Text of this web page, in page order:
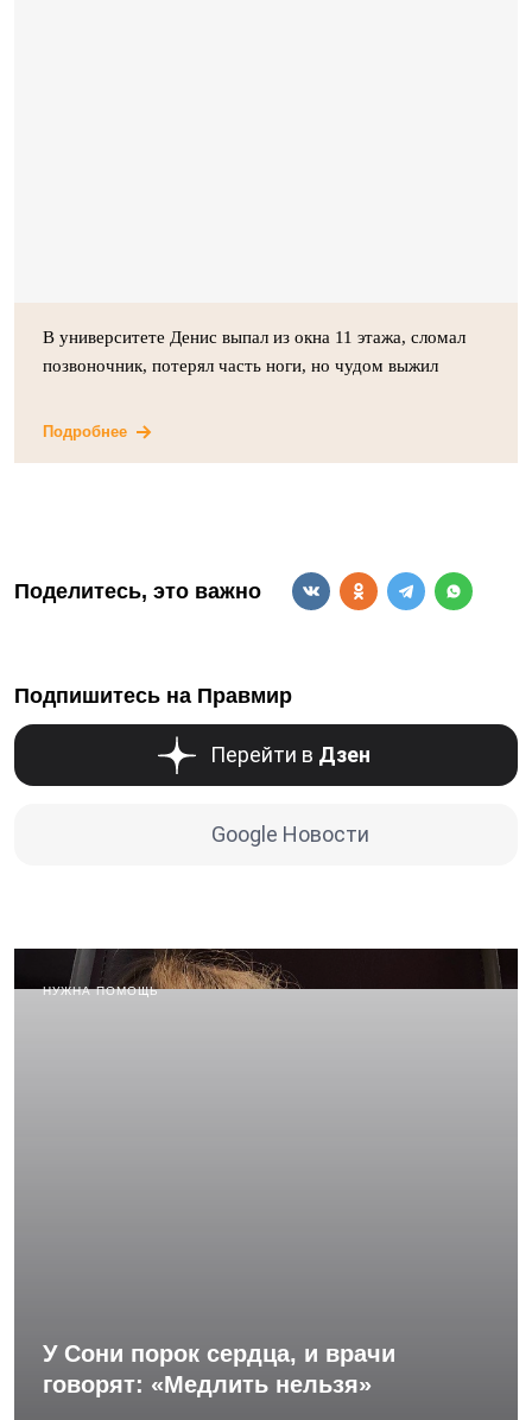
В университете Денис выпал из окна 11 этажа, сломал
позвоночник, потерял часть ноги, но чудом выжил
Подробнее
Поделитесь, это важно
Подпишитесь на Правмир
Перейти в Дзен
Google Новости
НУЖНА ПОМОЩЬ
У Сони порок сердца, и врачи
говорят: «Медлить нельзя»